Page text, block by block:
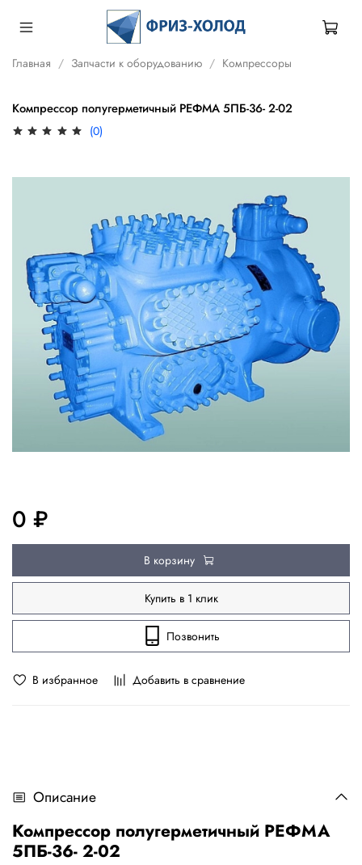
Главная Запчасти к оборудованию Компрессоры
Компрессор полугерметичный РЕФМА 5ПБ-36- 2-02
(0)
В избранное Добавить в сравнение
0 ₽
В корзину
Купить в 1 клик
Позвонить
Описание
Компрессор полугерметичный РЕФМА
5ПБ-36- 2-02